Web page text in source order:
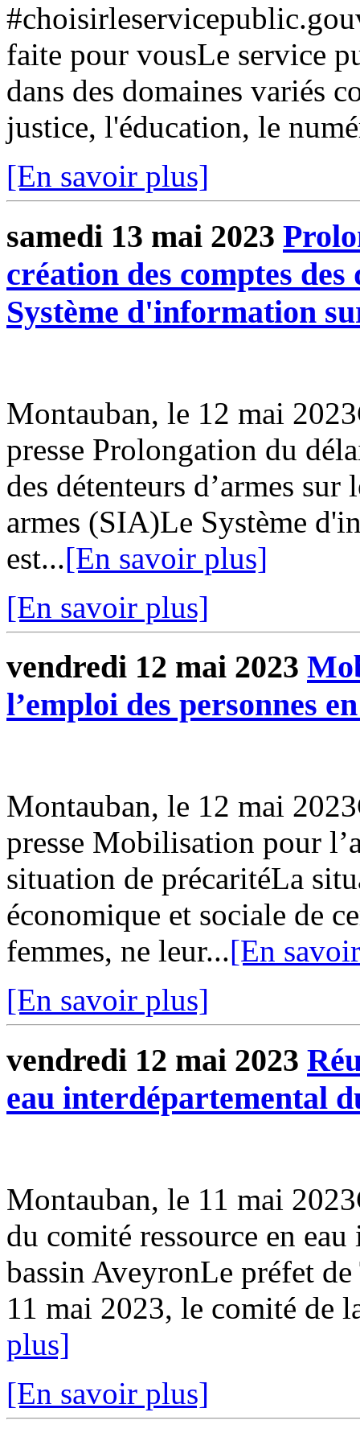
faite pour vousLe service
dans des domaines variés
justice, l'éducation, le
[En savoir plus]
samedi 13 mai 2023
création des comptes
Système d'information
Montauban, le 12 mai
presse Prolongation du
des détenteurs d’armes
armes (SIA)Le Système
est...[En savoir plus]
[En savoir plus]
vendredi 12 mai 2023
l’emploi des personnes
Montauban, le 12 mai
presse Mobilisation pour
situation de précaritéLa
économique et sociale de
femmes, ne leur...[En
[En savoir plus]
vendredi 12 mai 2023
eau interdépartemental
Montauban, le 11 mai
du comité ressource en
bassin AveyronLe préfet
11 mai 2023, le comité de
plus]
[En savoir plus]